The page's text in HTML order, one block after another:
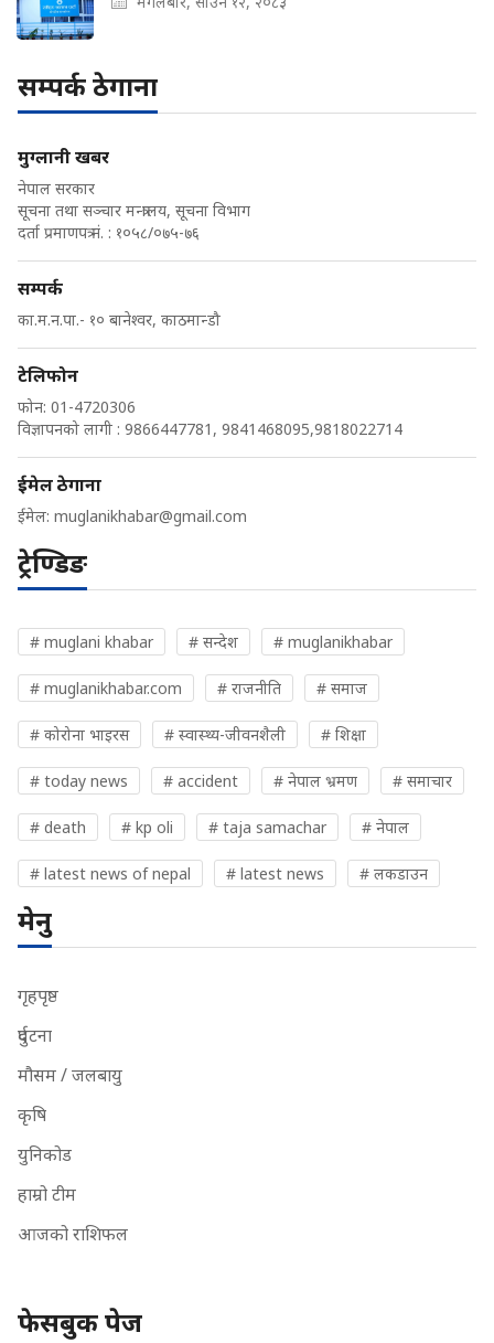
सम्पर्क ठेगाना
मुग्लानी खबर
नेपाल सरकार
सूचना तथा सञ्चार मन्त्रालय, सूचना विभाग
दर्ता प्रमाणपत्र नं. : १०५८/०७५-७६
सम्पर्क
का.म.न.पा.- १० बानेश्वर, काठमान्डौ
टेलिफोन
फोन: 01-4720306
विज्ञापनको लागी : 9866447781, 9841468095,9818022714
ईमेल ठेगाना
ईमेल: muglanikhabar@gmail.com
ट्रेण्डिङ
# muglani khabar # सन्देश # muglanikhabar
# muglanikhabar.com # राजनीति # समाज
# कोरोना भाइरस # स्वास्थ्य-जीवनशैली # शिक्षा
# today news # accident # नेपाल भ्रमण # समाचार
# death # kp oli # taja samachar # नेपाल
# latest news of nepal # latest news # लकडाउन
मेनु
गृहपृष्ठ
दुर्घटना
मौसम / जलबायु
कृषि
युनिकोड
हाम्रो टीम
आजको राशिफल
फेसबुक पेज